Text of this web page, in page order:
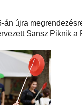
án újra
Sansz Piknik a